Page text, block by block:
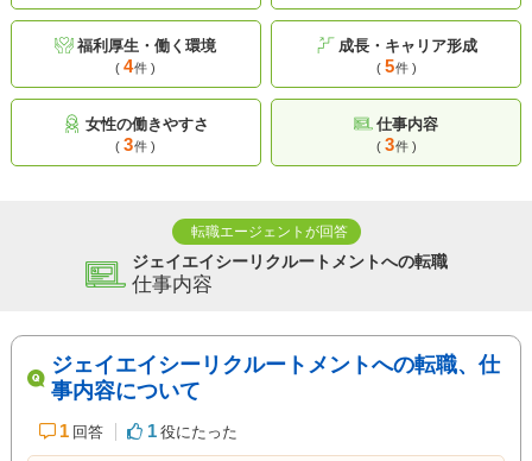
福利厚生・働く環境
(4件 )
成長・キャリア形成
( 5件 )
女性の働きやすさ
(3件 )
仕事内容
( 3件 )
転職エージェントが回答
ジェイエイシーリクルートメントへの転職
仕事内容
ジェイエイシーリクルートメントへの転職、仕
事内容について
1 回答 1 役にたった